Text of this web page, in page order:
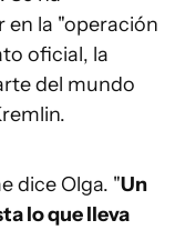
la "operación
oficial, la
del mundo
dice Olga. "Un
lo que lleva